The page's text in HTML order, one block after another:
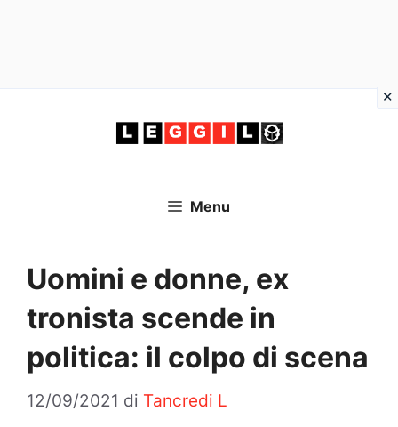
Menu
Uomini e donne, ex
tronista scende in
politica: il colpo di scena
12/09/2021 di Tancredi L